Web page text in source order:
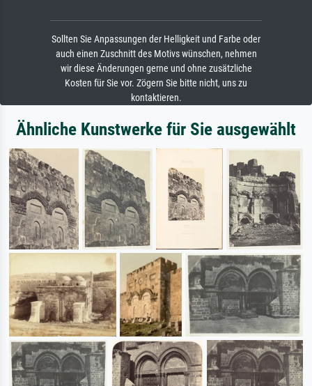
Sollten Sie Anpassungen der Helligkeit und Farbe oder
auch einen Zuschnitt des Motivs wünschen, nehmen
wir diese Änderungen gerne und ohne zusätzliche
Kosten für Sie vor. Zögern Sie bitte nicht, uns zu
kontaktieren.
Ähnliche Kunstwerke für Sie ausgewählt